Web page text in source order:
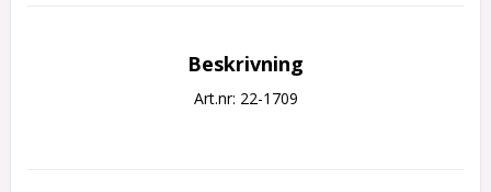
Beskrivning
Art.nr: 22-1709